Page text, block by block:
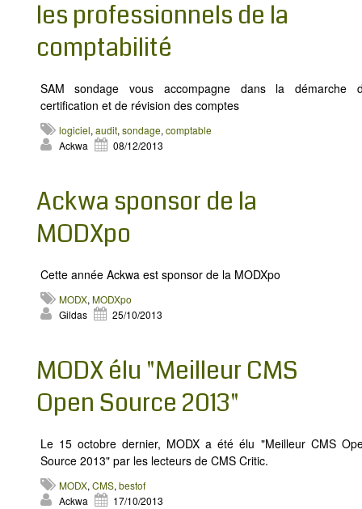
Rechercher
les professionnels de la
comptabilité
SAM sondage vous accompagne dans la démarche
certification et de révision des comptes
logiciel, audit, sondage, comptable
Ackwa
08/12/2013
Ackwa sponsor de la
MODXpo
Cette année Ackwa est sponsor de la MODXpo
MODX, MODXpo
Gildas
25/10/2013
MODX élu "Meilleur CMS
Open Source 2013"
Le 15 octobre dernier, MODX a été élu "Meilleur CMS
Source 2013" par les lecteurs de CMS Critic.
MODX, CMS, bestof
Ackwa
17/10/2013